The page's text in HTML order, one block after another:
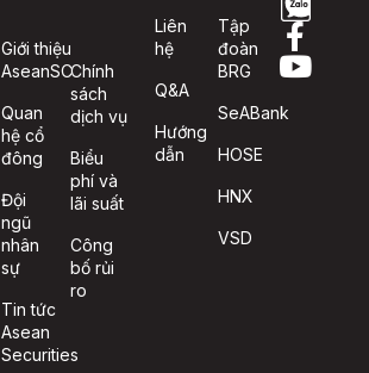
Giới thiệu
AseanSC
Quan
hệ cổ
đông
Đội
ngũ
nhân
sự
Tin tức
Asean
Securities
Chính
sách
dịch vụ
Biểu
phí và
lãi suất
Công
bố rủi
ro
Liên
hệ
Q&A
Hướng
dẫn
Tập
đoàn
BRG
SeABank
HOSE
HNX
VSD